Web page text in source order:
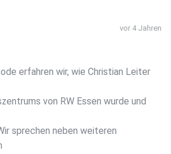
vor 4 Jahren
erfahren wir, wie Christian Leiter
von RW Essen wurde und
sprechen neben weiteren